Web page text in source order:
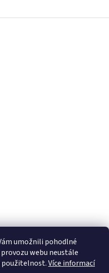
umožnili pohodlné
webu neustále
použitelnost.Více informací